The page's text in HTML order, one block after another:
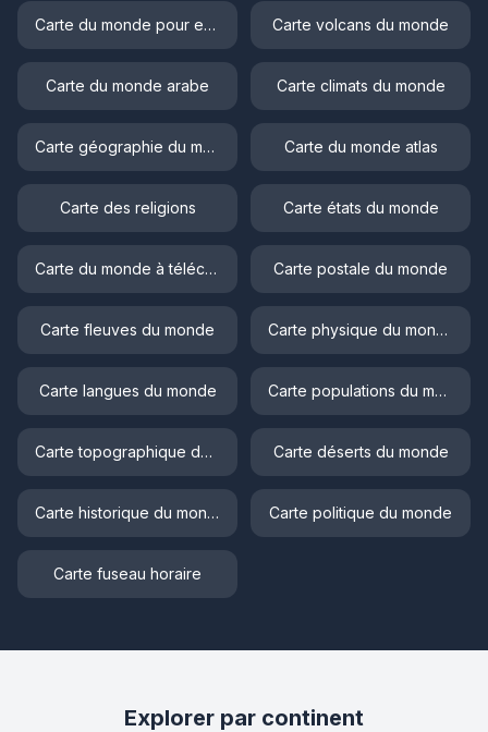
Carte du monde pour enfant Carte volcans du monde
Carte du monde arabe Carte climats du monde
Carte géographie du monde Carte du monde atlas
Carte des religions Carte états du monde
Carte du monde à télécharger Carte postale du monde
Carte fleuves du monde Carte physique du monde
Carte langues du monde Carte populations du monde
Carte topographique du monde Carte déserts du monde
Carte historique du monde Carte politique du monde
Carte fuseau horaire
Explorer par continent